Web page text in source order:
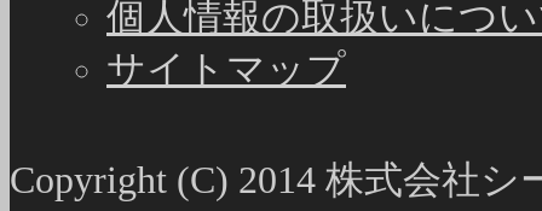
個人情報の取扱いにつ
サイトマップ
Copyright (C) 2014 株式会社